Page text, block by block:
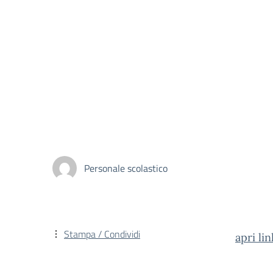
Personale scolastico
apri
Stampa / Condividi